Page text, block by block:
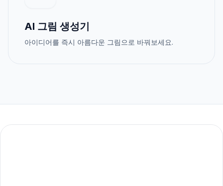
AI 그림 생성기
아이디어를 즉시 아름다운 그림으로 바꿔보세요.